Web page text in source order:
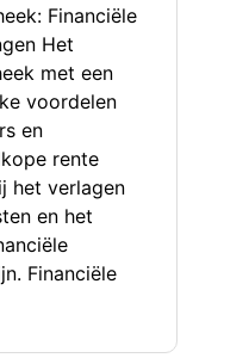
Financiële
Het
met een
voordelen
en
rente
het verlagen
en het
Financiële